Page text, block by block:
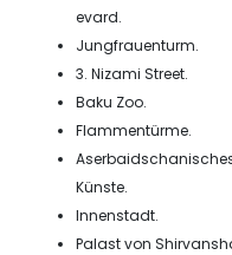
evard.
Jungfrauenturm.
3. Nizami Street.
Baku Zoo.
Flammentürme.
Künste.
Innenstadt.
Palast von